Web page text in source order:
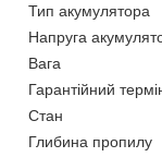
Тип акумулятора
Напруга
Вага
Гарантійний
Стан
Глибина пропилу